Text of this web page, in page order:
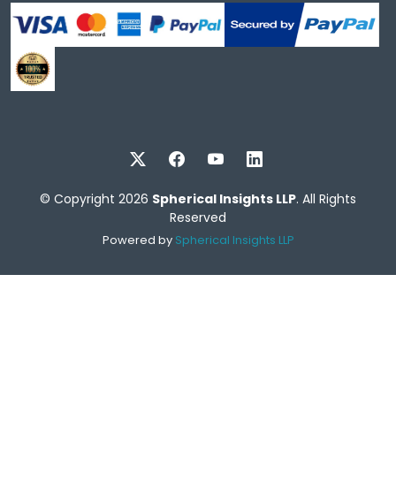
© Copyright 2026 Spherical Insights LLP. All Rights
Reserved
Powered by Spherical Insights LLP